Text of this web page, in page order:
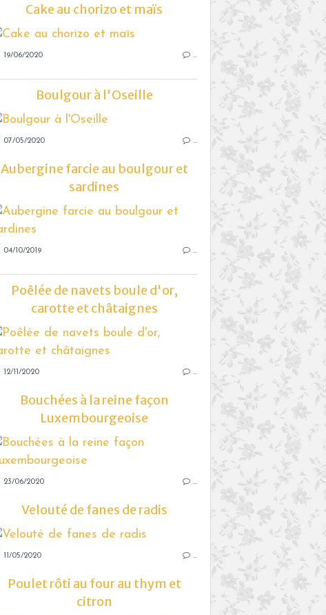
Cake au chorizo et maïs
19/06/2020 …
Boulgour à l'Oseille
07/05/2020 …
Aubergine farcie au boulgour et
sardines
04/10/2019 …
Poêlée de navets boule d'or,
carotte et châtaignes
12/11/2020 …
Bouchées à la reine façon
Luxembourgeoise
23/06/2020 …
Velouté de fanes de radis
11/05/2020 …
Poulet rôti au four au thym et
citron